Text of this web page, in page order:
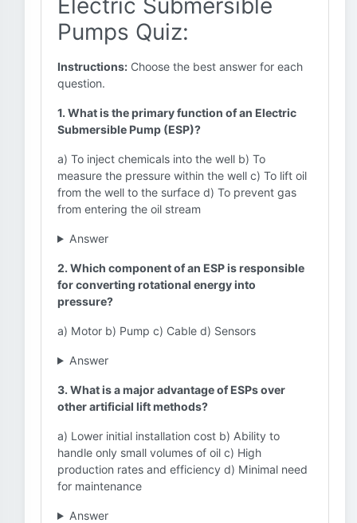
Electric Submersible
Pumps Quiz:
Instructions: Choose the best answer for each
question.
1. What is the primary function of an Electric
Submersible Pump (ESP)?
a) To inject chemicals into the well b) To
measure the pressure within the well c) To lift oil
from the well to the surface d) To prevent gas
from entering the oil stream
Answer
2. Which component of an ESP is responsible
for converting rotational energy into
pressure?
a) Motor b) Pump c) Cable d) Sensors
Answer
3. What is a major advantage of ESPs over
other artificial lift methods?
a) Lower initial installation cost b) Ability to
handle only small volumes of oil c) High
production rates and efficiency d) Minimal need
for maintenance
Answer